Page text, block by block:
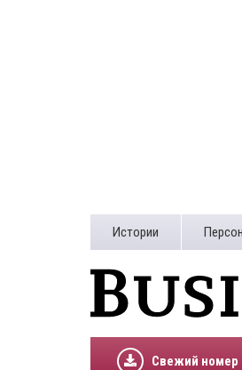
Истории
Свежий номер